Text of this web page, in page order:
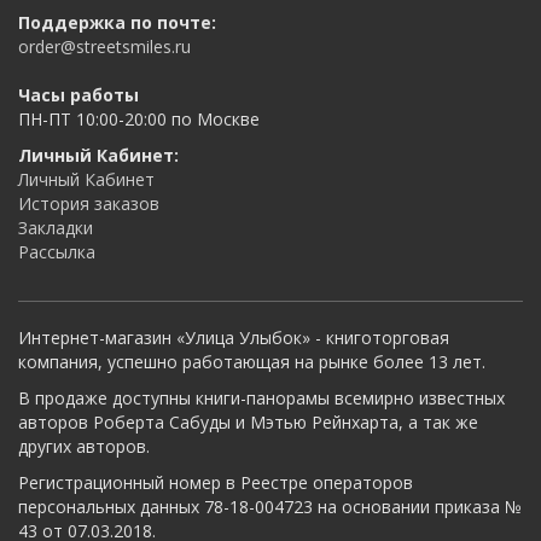
Поддержка по почте:
order@streetsmiles.ru
Часы работы
ПН-ПТ 10:00-20:00 по Москве
Личный Кабинет:
Личный Кабинет
История заказов
Закладки
Рассылка
Интернет-магазин «Улица Улыбок» - книготорговая
компания, успешно работающая на рынке более 13 лет.
В продаже доступны книги-панорамы всемирно известных
авторов Роберта Сабуды и Мэтью Рейнхарта, а так же
других авторов.
Регистрационный номер в Реестре операторов
персональных данных 78-18-004723 на основании приказа №
43 от 07.03.2018.